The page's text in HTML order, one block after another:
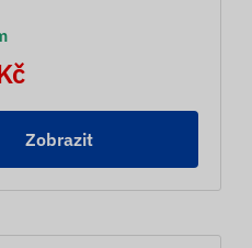
Zobrazit